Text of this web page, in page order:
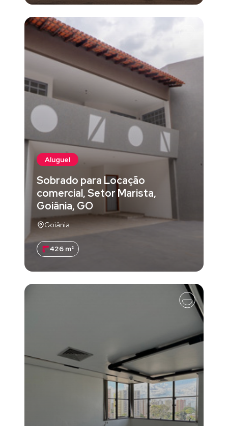
Aluguel
Sobrado para Locação
comercial, Setor Marista,
Goiânia, GO
Goiânia
426 m²